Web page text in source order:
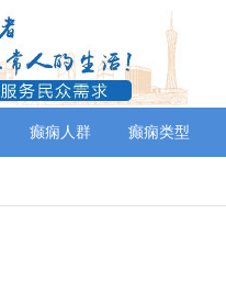
癫痫人群 癫痫类型